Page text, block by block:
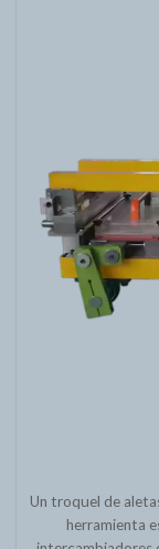
Un troquel de
herramienta